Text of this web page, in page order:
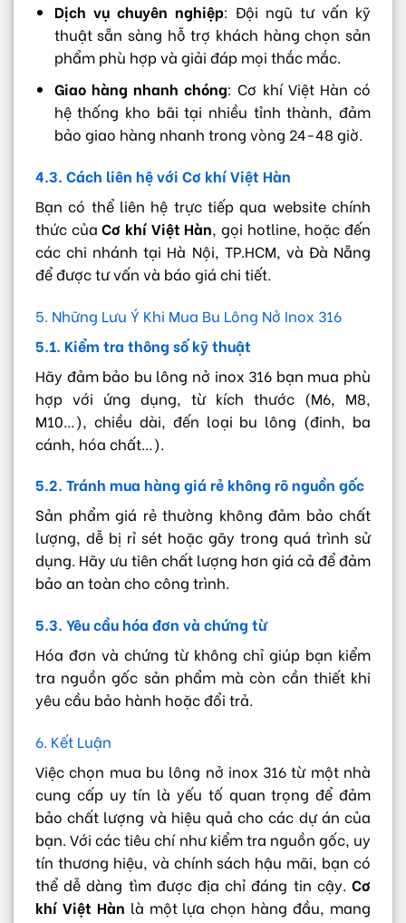
Dịch vụ chuyên nghiệp: Đội ngũ tư vấn kỹ
thuật sẵn sàng hỗ trợ khách hàng chọn sản
phẩm phù hợp và giải đáp mọi thắc mắc.
Giao hàng nhanh chóng: Cơ khí Việt Hàn có
hệ thống kho bãi tại nhiều tỉnh thành, đảm
bảo giao hàng nhanh trong vòng 24-48 giờ.
4.3. Cách liên hệ với Cơ khí Việt Hàn
Bạn có thể liên hệ trực tiếp qua website chính
thức củaCơ khí Việt Hàn, gọi hotline, hoặc đến
các chi nhánh tại Hà Nội, TP.HCM, và Đà Nẵng
để được tư vấn và báo giá chi tiết.
5. Những Lưu Ý Khi Mua Bu Lông Nở Inox 316
5.1. Kiểm tra thông số kỹ thuật
Hãy đảm bảo bu lông nở inox 316 bạn mua phù
hợp với ứng dụng, từ kích thước (M6, M8,
M10…), chiều dài, đến loại bu lông (đinh, ba
cánh, hóa chất…).
5.2. Tránh mua hàng giá rẻ không rõ nguồn gốc
Sản phẩm giá rẻ thường không đảm bảo chất
lượng, dễ bị rỉ sét hoặc gãy trong quá trình sử
dụng. Hãy ưu tiên chất lượng hơn giá cả để đảm
bảo an toàn cho công trình.
5.3. Yêu cầu hóa đơn và chứng từ
Hóa đơn và chứng từ không chỉ giúp bạn kiểm
tra nguồn gốc sản phẩm mà còn cần thiết khi
yêu cầu bảo hành hoặc đổi trả.
6. Kết Luận
Việc chọn mua bu lông nở inox 316 từ một nhà
cung cấp uy tín là yếu tố quan trọng để đảm
bảo chất lượng và hiệu quả cho các dự án của
bạn. Với các tiêu chí như kiểm tra nguồn gốc, uy
tín thương hiệu, và chính sách hậu mãi, bạn có
thể dễ dàng tìm được địa chỉ đáng tin cậy. Cơ
khí Việt Hàn là một lựa chọn hàng đầu, mang